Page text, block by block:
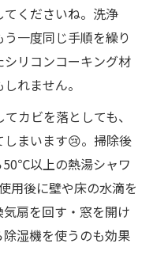
くださいね。洗浄
一度同じ手順を繰り
リコンコーキング材
れません。
カビを落としても、
しまいます😢。掃除後
50℃以上の熱湯シャワ
用後に壁や床の水滴を
扇を回す・窓を開け
湿機を使うのも効果